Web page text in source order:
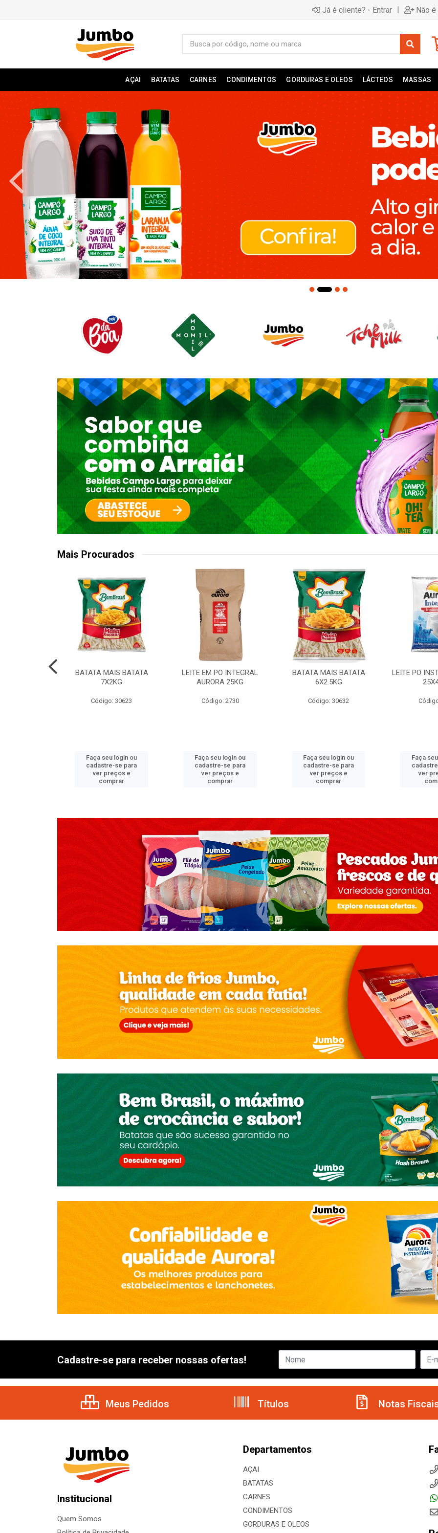
Já é cliente? - Entrar | Não
AÇAI BATATAS CARNES CONDIMENTOS GORDURAS E OLEOS LÁCTEOS MASSAS
Mais Procurados
BATATA MAIS BATATA
7X2KG
Código: 30623
Faça seu login ou
cadastre-se para
ver preços e
comprar
LEITE EM PO INTEGRAL
AURORA 25KG
Código: 2730
Faça seu login ou
cadastre-se para
ver preços e
comprar
BATATA MAIS BATATA
6X2.5KG
Código: 30632
Faça seu login ou
cadastre-se para
ver preços e
comprar
LEITE PO
Faça
ver
Cadastre-se para receber nossas ofertas!
Meus Pedidos Títulos Notas
Institucional
Quem Somos
Departamentos
AÇAI
BATATAS
CARNES
CONDIMENTOS
GORDURAS E OLEOS